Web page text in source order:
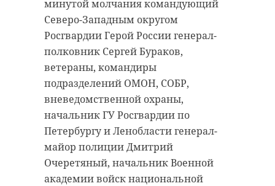
минутой молчания командующий
Северо-Западным округом
Росгвардии Герой России генерал-
полковник Сергей Бураков,
ветераны, командиры
подразделений ОМОН, СОБР,
вневедомственной охраны,
начальник ГУ Росгвардии по
Петербургу и Ленобласти генерал-
майор полиции Дмитрий
Очеретяный, начальник Военной
академии войск национальной
около сотни байкеров, а также
представители власти, ветераны,
блокадники, участники СВО и
молодежь. Среди участников был
губернатор Ленинградской
области Александр Дрозденко.
Утром прошла церемония
возложения цветов на
Пискаревском мемориальном
кладбище, где почтили память
погибших в годы войны. Далее
«съедаются» засветкой. «С каждым
днем условно темного неба
становится все меньше, а через
несколько дней его не останется
вовсе», - рассказал фотограф
@hcdhcd1 в telegram-канале
«GoAurora».